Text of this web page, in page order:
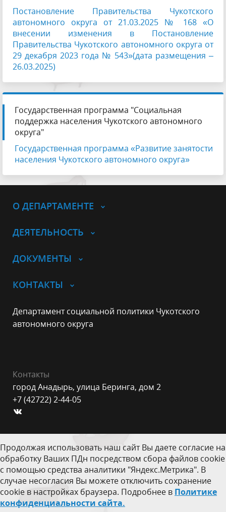
Постановление Правительства Чукотского
автономного округа от 21.03.2025 № 168 «О
внесении изменения в Постановление
Правительства Чукотского автономного округа от
29 декабря 2023 года № 543»(дата размещения –
26.03.2025)
Государственная программа "Социальная
поддержка населения Чукотского автономного
округа"
Государственная программа «Развитие занятости
населения Чукотского автономного округа»
О ДЕПАРТАМЕНТЕ
ДЕЯТЕЛЬНОСТЬ
ДОКУМЕНТЫ
КОНТАКТЫ
Департамент социальной политики Чукотского
автономного округа
Контакты
город Анадырь, улица Беринга, дом 2
+7 (42722) 2-44-05
Продолжая использовать наш сайт Вы даете согласие на
обработку Ваших ПДн посредством сбора файлов cookie
с помощью средства аналитики "Яндекс.Метрика". В
случае несогласия Вы можете отключить сохранение
cookie в настройках браузера. Подробнее в Политике
конфиденциальности сайта.